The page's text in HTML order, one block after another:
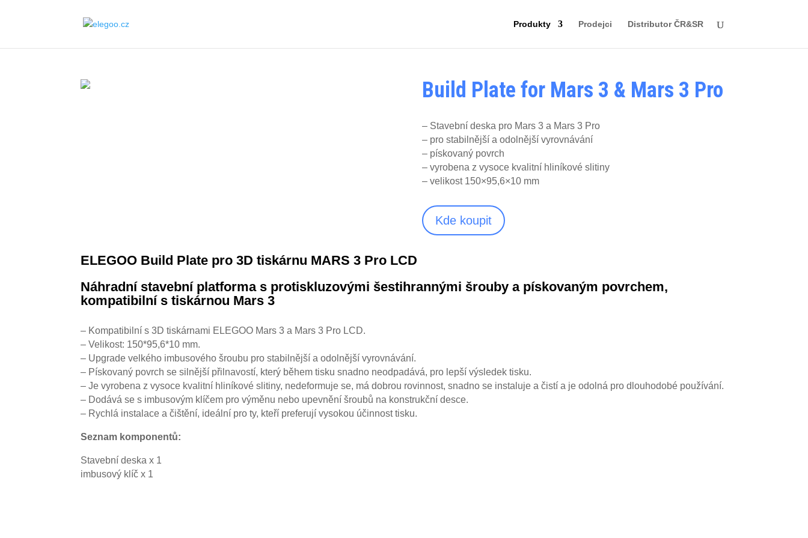
Produkty Prodejci Distributor ČR&SR
Build Plate for Mars 3 & Mars 3 Pro
– Stavební deska pro Mars 3 a Mars 3 Pro
– pro stabilnější a odolnější vyrovnávání
– pískovaný povrch
– vyrobena z vysoce kvalitní hliníkové slitiny
– velikost 150×95,6×10 mm
Kde koupit
ELEGOO Build Plate pro 3D tiskárnu MARS 3 Pro LCD
Náhradní stavební platforma s protiskluzovými šestihrannými šrouby a pískovaným povrchem,
kompatibilní s tiskárnou Mars 3
– Kompatibilní s 3D tiskárnami ELEGOO Mars 3 a Mars 3 Pro LCD.
– Velikost: 150*95,6*10 mm.
– Upgrade velkého imbusového šroubu pro stabilnější a odolnější vyrovnávání.
– Pískovaný povrch se silnější přilnavostí, který během tisku snadno neodpadává, pro lepší výsledek tisku.
– Je vyrobena z vysoce kvalitní hliníkové slitiny, nedeformuje se, má dobrou rovinnost, snadno se instaluje a čistí a je odolná pro dlouhodobé používání.
– Dodává se s imbusovým klíčem pro výměnu nebo upevnění šroubů na konstrukční desce.
– Rychlá instalace a čištění, ideální pro ty, kteří preferují vysokou účinnost tisku.
Seznam komponentů:
Stavební deska x 1
imbusový klíč x 1